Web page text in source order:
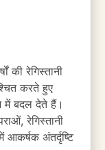
की रेगिस्तानी
करते हुए
में बदल देते हैं।
रेगिस्तानी
आकर्षक अंतर्दृष्टि